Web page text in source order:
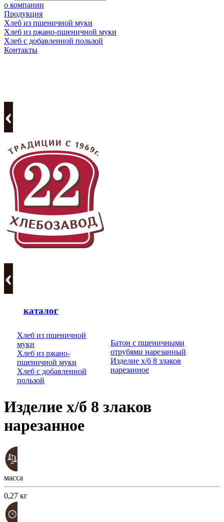
о компании
Продукция
Хлеб из пшеничной муки
Хлеб из ржано-пшеничной муки
Хлеб с добавленной пользой
Контакты
каталог
Хлеб из пшеничной
муки
Хлеб из ржано-
пшеничной муки
Хлеб с добавленной
пользой
Батон с пшеничными
отрубями нарезанный
Изделие х/б 8 злаков
нарезанное
Изделие х/б 8 злаков
нарезанное
масса
0,27 кг